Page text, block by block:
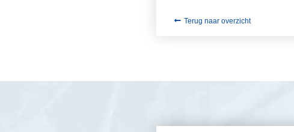
Terug naar overzicht